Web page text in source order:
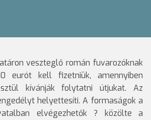
veszteglő román fuvarozóknak
eurót kell fizetniük, amennyiben
kívánják folytatni útjukat. Az
helyettesíti. A formaságok a
elvégezhetők ? közölte a